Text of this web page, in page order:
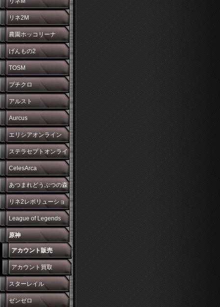
リネ2M
農園ホッコリーナ
げんもの2
TOSM
プチクロ
アルスト
Aurcus
エリシアオンライン
ステラセプトオンライ
ン
CelesArca
あつまれどうぶつの森
リネ2レボリューショ
ン
League of Legends
原神
アカウント販売
アカウント買取
スターレイル
ゼンゼロ